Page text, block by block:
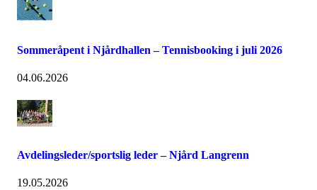
Sommeråpent i Njårdhallen – Tennisbooking i juli 2026
04.06.2026
Avdelingsleder/sportslig leder – Njård Langrenn
19.05.2026